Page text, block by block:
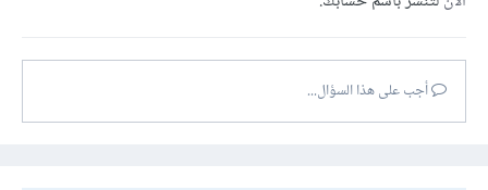
أجب على هذا السؤال...